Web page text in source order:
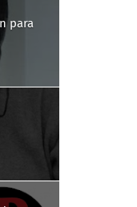
para